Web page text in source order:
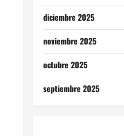
diciembre 2025
noviembre 2025
octubre 2025
septiembre 2025